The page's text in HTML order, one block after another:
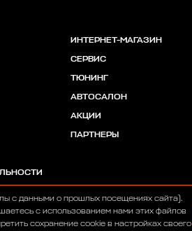
ИНТЕРНЕТ-МАГАЗИН
СЕРВИС
ТЮНИНГ
АВТОСАЛОН
АКЦИИ
ПАРТНЕРЫ
с данными о прошлых посещениях сайта).
с использованием нами этих файлов
сохранение cookie в настройках своего